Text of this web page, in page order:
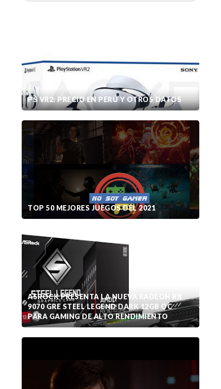
PS VR2: PRECIO EN PERÚ Y OTROS DATOS
TOP 50 MEJORES JUEGOS DEL 2021
ASROCK PRESENTA LA NUEVA RADEON RX
9070 GRE STEEL LEGEND DARK 12GB OC
PARA GAMING DE ALTO RENDIMIENTO